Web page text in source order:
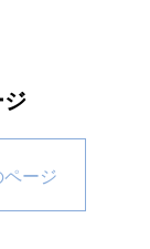
ジ
ージ